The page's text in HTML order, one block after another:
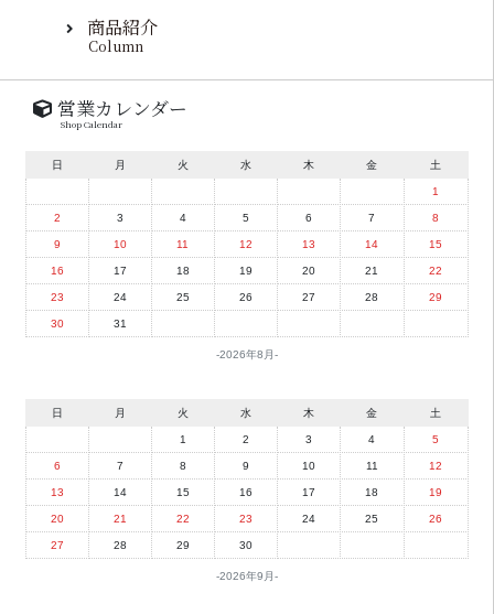
商品紹介
Column
営業カレンダー
Shop Calendar
2026年8月
日 月 火 水 木 金 土
1
2 3 4 5 6 7 8
9 10 11 12 13 14 15
16 17 18 19 20 21 22
23 24 25 26 27 28 29
30 31
2026年9月
日 月 火 水 木 金 土
1 2 3 4 5
6 7 8 9 10 11 12
13 14 15 16 17 18 19
20 21 22 23 24 25 26
27 28 29 30